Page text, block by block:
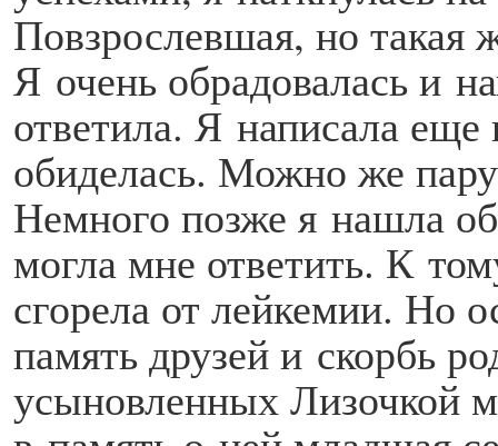
Повзрослевшая, но такая
Я очень обрадовалась и
ответила. Я написала еще
обиделась. Можно же
Немного позже я нашла
могла мне ответить. К
сгорела от лейкемии. Но
память друзей и скорбь
усыновленных Лизочкой